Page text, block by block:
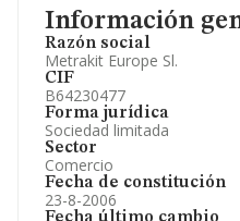
Información
Razón social
Metrakit Europe Sl.
CIF
B64230477
Forma jurídica
Sociedad limitada
Sector
Comercio
Fecha de constitución
23-8-2006
Información oficial y